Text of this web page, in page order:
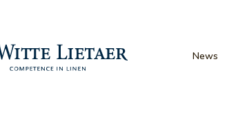
News